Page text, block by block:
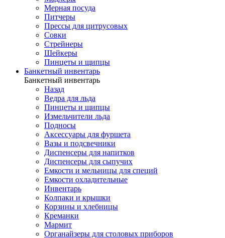
Мерная посуда
Питчеры
Прессы для цитрусовых
Совки
Стрейнеры
Шейкеры
Пинцеты и щипцы
Банкетный инвентарь
Банкетный инвентарь
Назад
Ведра для льда
Пинцеты и щипцы
Измельчители льда
Подносы
Аксессуары для фуршета
Вазы и подсвечники
Диспенсеры для напитков
Диспенсеры для сыпучих
Емкости и мельницы для специй
Емкости охладительные
Инвентарь
Колпаки и крышки
Корзины и хлебницы
Креманки
Мармит
Органайзеры для столовых приборов